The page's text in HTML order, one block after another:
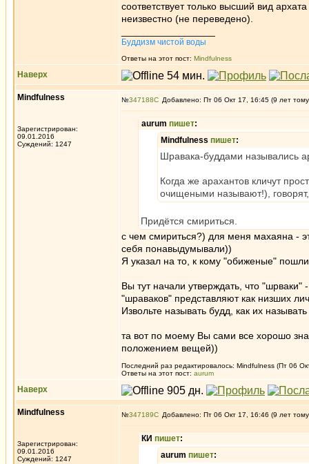
соответствует только высший вид
неизвестно (не переведено).
Буддизм чистой воды
Ответы на этот пост: Mindfulness
Наверх
Mindfulness
Зарегистрирован:
09.01.2016
Суждений: 1247
№347188 Добавлено: Пт 06 Окт 17, 16:45 (9 лет
aurum пишет:
Mindfulness пишет:
Шравака-буддами назывались
Когда же арахантов кличут
очищеными называют!),
Придётся смириться.
с чем смириться?) для меня махаяна -
себя понавыдумывали))
Я указал на то, к кому "обиженые"
Вы тут начали утверждать, что
"шраваков" представляют как низших
Извольте называть будд, как их
та вот по моему Вы сами все хорошо
положением вещей))
Последний раз редактировалось: Mindfulness (Пт 06
Ответы на этот пост: aurum
Наверх
Mindfulness
Зарегистрирован:
09.01.2016
Суждений: 1247
№347189 Добавлено: Пт 06 Окт 17, 16:46 (9 лет
КИ пишет:
aurum пишет: